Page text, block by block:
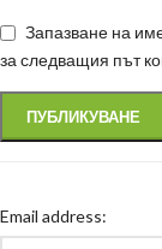
Запазване на
за следващия път
Email address: